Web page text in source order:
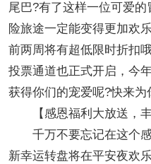
尾巴?有了这样一位可爱
险旅途一定能变得更加欢
前两周将有超低限时折扣
投票通道也正式开启，今
获得你们的宠爱呢?快来为
【感恩福利大放送，丰
千万不要忘记在这个感
新幸运转盘将在平安夜欢